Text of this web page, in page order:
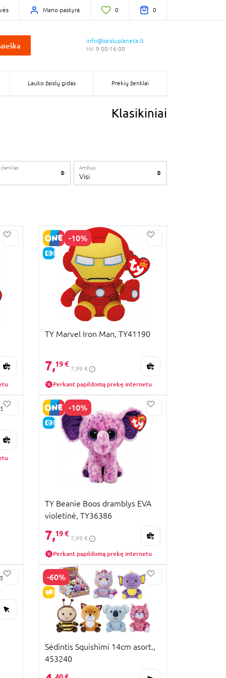
Mano paskyra 0 0
info@zaisluplaneta.lt
I-V: 9:00-16:00
Lauko žaislų gidas Prekių ženklai
Klasikiniai
ženklas Amžius
Visi
-10%
E-KAINA
TY Marvel Iron Man, TY41190
7,19 €
7,99 €
Perkant papildomą prekę internetu
-10%
E-KAINA
TY Beanie Boos dramblys EVA
violetinė, TY36386
7,19 €
7,99 €
Perkant papildomą prekę internetu
-60%
IŠPARDAVIMAS
Sėdintis Squishimi 14cm asort.,
453240